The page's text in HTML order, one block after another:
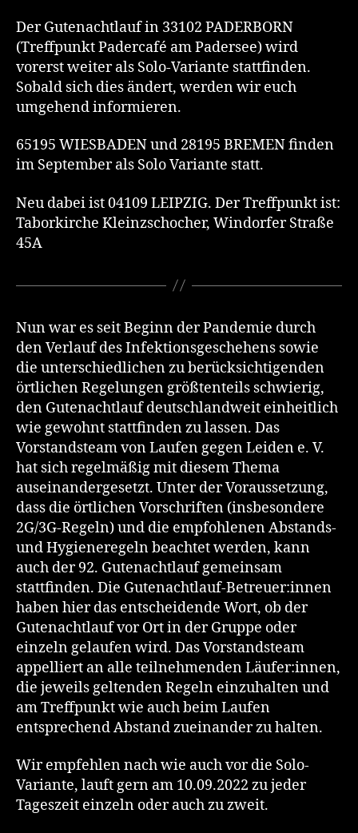
Der Gutenachtlauf in 33102 PADERBORN
(Treffpunkt Padercafé am Padersee) wird
vorerst weiter als Solo-Variante stattfinden.
Sobald sich dies ändert, werden wir euch
umgehend informieren.
65195 WIESBADEN und 28195 BREMEN finden
im September als Solo Variante statt.
Neu dabei ist 04109 LEIPZIG. Der Treffpunkt ist:
Taborkirche Kleinzschocher, Windorfer Straße
45A
Nun war es seit Beginn der Pandemie durch
den Verlauf des Infektionsgeschehens sowie
die unterschiedlichen zu berücksichtigenden
örtlichen Regelungen größtenteils schwierig,
den Gutenachtlauf deutschlandweit einheitlich
wie gewohnt stattfinden zu lassen. Das
Vorstandsteam von Laufen gegen Leiden e. V.
hat sich regelmäßig mit diesem Thema
auseinandergesetzt. Unter der Voraussetzung,
dass die örtlichen Vorschriften (insbesondere
2G/3G-Regeln) und die empfohlenen Abstands-
und Hygieneregeln beachtet werden, kann
auch der 92. Gutenachtlauf gemeinsam
stattfinden. Die Gutenachtlauf-Betreuer:innen
haben hier das entscheidende Wort, ob der
Gutenachtlauf vor Ort in der Gruppe oder
einzeln gelaufen wird. Das Vorstandsteam
appelliert an alle teilnehmenden Läufer:innen,
die jeweils geltenden Regeln einzuhalten und
am Treffpunkt wie auch beim Laufen
entsprechend Abstand zueinander zu halten.
Wir empfehlen nach wie auch vor die Solo-
Variante, lauft gern am 10.09.2022 zu jeder
Tageszeit einzeln oder auch zu zweit.